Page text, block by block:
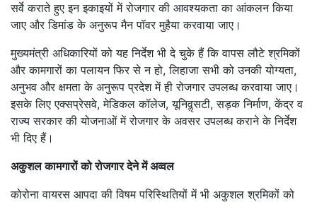
सर्वे कराते हुए इन इकाइयों में रोजगार की आवश्यकता का आंकलन किया
जाए और डिमांड के अनुरूप मैन पॉवर मुहैया करवाया जाए।
मुख्यमंत्री अधिकारियों को यह निर्देश भी दे चुके हैं कि वापस लौटे श्रमिकों
और कामगारों का पलायन फिर से न हो, लिहाजा सभी को उनकी योग्यता,
अनुभव और क्षमता के अनुरूप प्रदेश में ही रोजगार उपलब्ध करवाया जाए।
इसके लिए एक्सप्रेसवे, मेडिकल कॉलेज, यूनिवॢसटी, सड़क निर्माण, केंद्र व
राज्य सरकार की योजनाओं में रोजगार के अवसर उपलब्ध कराने के निर्देश
भी दिए हैं।
अकुशल कामगारों को रोजगार देने में अव्वल
कोरोना वायरस आपदा की विषम परिस्थितियों में भी अकुशल श्रमिकों को